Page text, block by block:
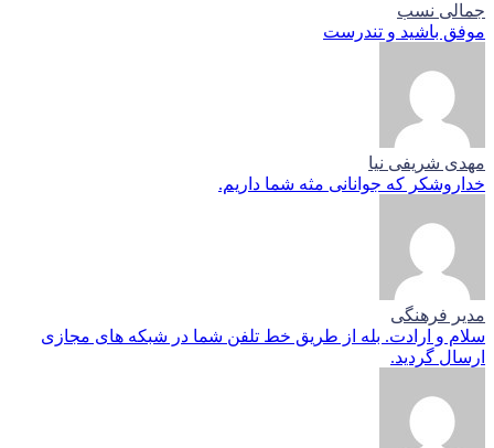
جمالی نسب
موفق باشید و تندرست
مهدی شریفی نیا
خداروشکر که جوانانی مثه شما داریم.
مدیر فرهنگی
سلام و ارادت. بله از طریق خط تلفن شما در شبکه های مجازی
ارسال گردید.